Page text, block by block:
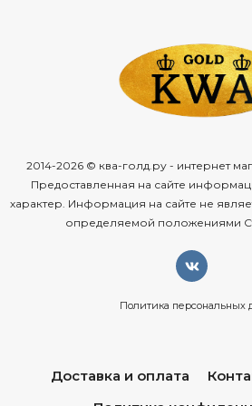
Информация по уходу: прозрачные
протирать тряпкой из микрофибры,
применение нейтрального мыльного
Запрещается использовать
2014-2026 © ква-голд.ру - интернет
Предоставленная на сайте
характер. Информация на сайте не
определяемой положениями
Политика персональных
Доставка и оплата